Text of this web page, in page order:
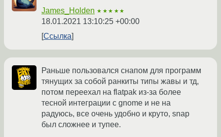
James_Holden ★★★★★
18.01.2021 13:10:25 +00:00
Ссылка
Раньше пользовался снапом для программ
тянущих за собой ранкиты типы жавы и тд,
потом переехал на flatpak из-за более
тесной интеграции с gnome и не на
радуюсь, все очень удобно и круто, snap
был сложнее и тупее.